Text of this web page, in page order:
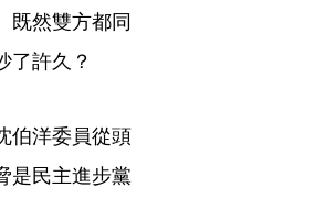
既然雙方都同
了許久？
伯洋委員從頭
是民主進步黨